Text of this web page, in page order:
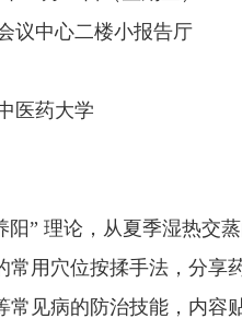
议中心二楼小报告厅
医药大学
理论，从夏季湿热交蒸
常用穴位按揉手法，分享
常见病的防治技能，内容